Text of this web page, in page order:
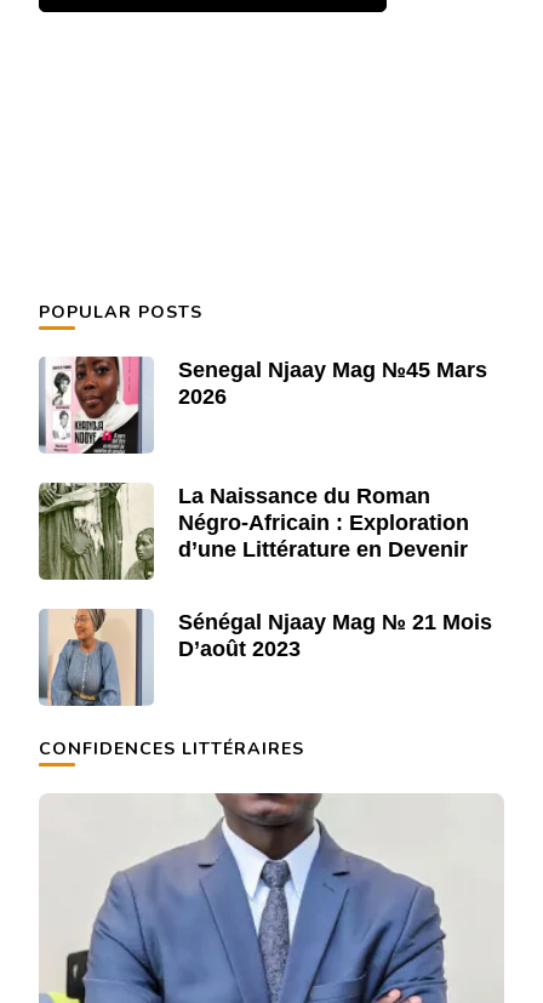
POPULAR POSTS
Senegal Njaay Mag №45 Mars
2026
La Naissance du Roman
Négro-Africain : Exploration
d’une Littérature en Devenir
Sénégal Njaay Mag № 21 Mois
D’août 2023
CONFIDENCES LITTÉRAIRES